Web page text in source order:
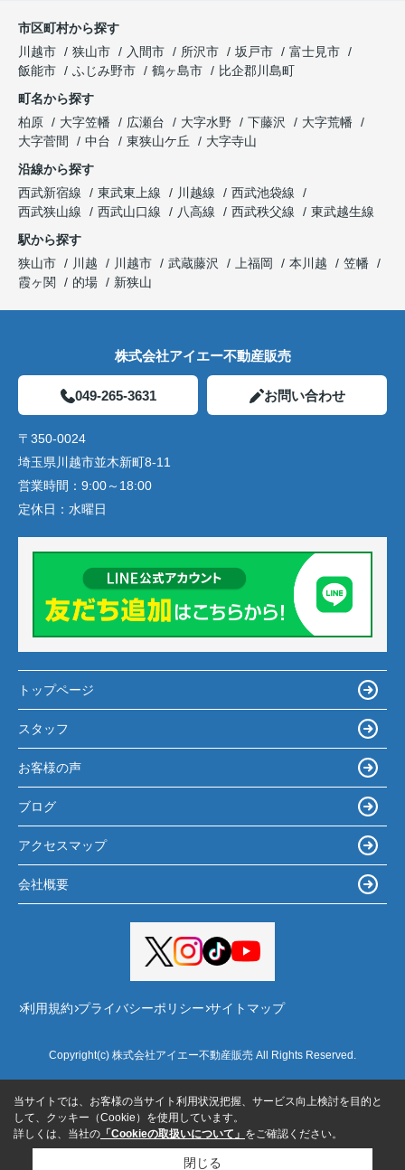
市区町村から探す
川越市
狭山市 入間市 所沢市 坂戸市
富士見市
飯能市
ふじみ野市 鶴ヶ島市
比企郡川島町
町名から探す
柏原
大字笠幡 広瀬台 大字水野 下藤沢
大字荒幡
大字菅間
中台 東狭山ケ丘
大字寺山
沿線から探す
西武新宿線
東武東上線 川越線
西武池袋線
西武狭山線
西武山口線 八高線 西武秩父線
東武越生線
駅から探す
狭山市
川越 川越市 武蔵藤沢 上福岡 本川越
笠幡
霞ヶ関
的場 新狭山
株式会社アイエー不動産販売
049-265-3631 お問い合わせ
〒350-0024
埼玉県川越市並木新町8-11
営業時間： 9:00～18:00
定休日： 水曜日
トップページ
スタッフ
お客様の声
ブログ
アクセスマップ
会社概要
利用規約 プライバシーポリシー サイトマップ
Copyright(c) 株式会社アイエー不動産販売 All Rights Reserved.
当サイトでは、お客様の当サイト利用状況把握、サービス向上検討を目的と
して、クッキー（Cookie）を使用しています。
詳しくは、当社の 「Cookieの取扱いについて」 をご確認ください。
閉じる